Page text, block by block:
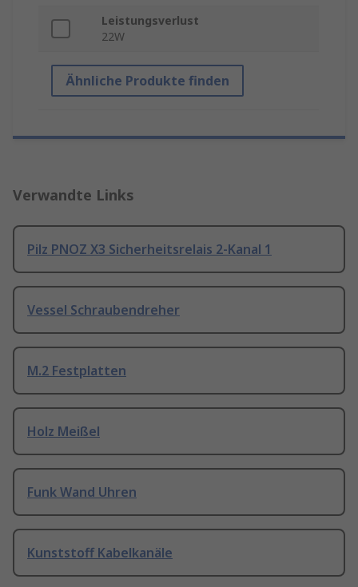
Leistungsverlust
22W
Ähnliche Produkte finden
Verwandte Links
Pilz PNOZ X3 Sicherheitsrelais 2-Kanal 1
Vessel Schraubendreher
M.2 Festplatten
Holz Meißel
Funk Wand Uhren
Kunststoff Kabelkanäle